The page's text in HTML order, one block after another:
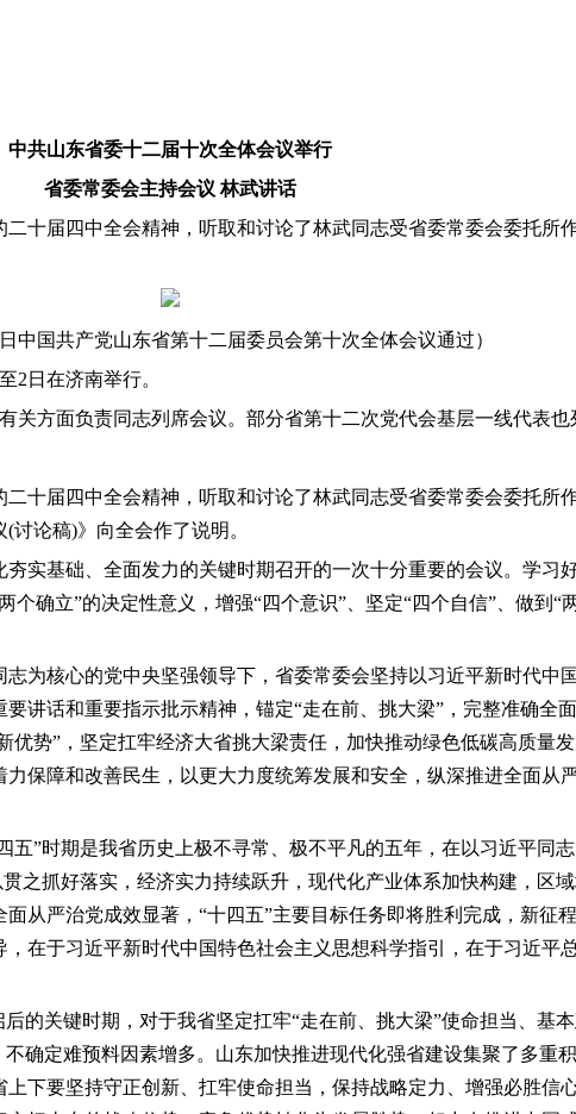
中共山东省委十二届十次全体会议举行
省委常委会主持会议 林武讲话
十届四中全会精神，听取和讨论了林武同志受省委常委会委托所
中国共产党山东省第十二届委员会第十次全体会议通过）
2日在济南举行。
方面负责同志列席会议。部分省第十二次党代会基层一线代表也
十届四中全会精神，听取和讨论了林武同志受省委常委会委托所
论稿)》向全会作了说明。
实基础、全面发力的关键时期召开的一次十分重要的会议。学习
确立”的决定性意义，增强“四个意识”、坚定“四个自信”、做到
为核心的党中央坚强领导下，省委常委会坚持以习近平新时代中
讲话和重要指示批示精神，锚定“走在前、挑大梁”，完整准确全
势”，坚定扛牢经济大省挑大梁责任，加快推动绿色低碳高质量
保障和改善民生，以更大力度统筹发展和安全，纵深推进全面从
”时期是我省历史上极不寻常、极不平凡的五年，在以习近平同
之抓好落实，经济实力持续跃升，现代化产业体系加快构建，区
从严治党成效显著，“十四五”主要目标任务即将胜利完成，新征
在于习近平新时代中国特色社会主义思想科学指引，在于习近平
的关键时期，对于我省坚定扛牢“走在前、挑大梁”使命担当、基
确定难预料因素增多。山东加快推进现代化强省建设集聚了多重
下要坚持守正创新、扛牢使命担当，保持战略定力、增强必胜信